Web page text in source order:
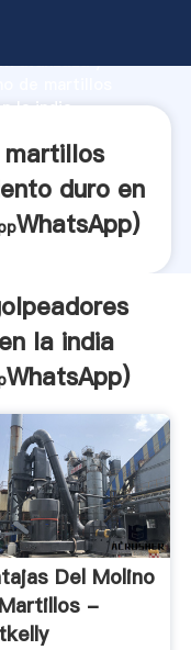
avanzada y
la india
duro en
WhatsApp)
la india
WhatsApp)
Del Molino
-